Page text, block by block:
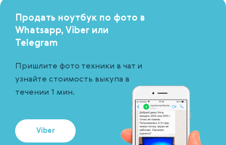
Продать ноутбук по фото в
Whatsapp, Viber или
Telegram
Пришлите фото техники в чат и
узнайте стоимость выкупа в
течении 1 мин.
Viber